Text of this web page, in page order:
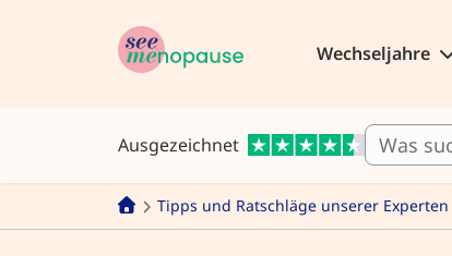
Wechseljahre
Ausgezeichnet
Tipps und Ratschläge unserer Experten